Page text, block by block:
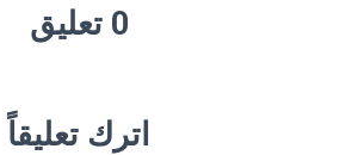
0 تعليق
اترك تعليقاً